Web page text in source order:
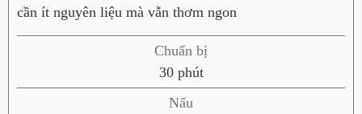
cần ít nguyên liệu mà vẫn thơm ngon
Chuẩn bị
30p
h
phút
Nấu